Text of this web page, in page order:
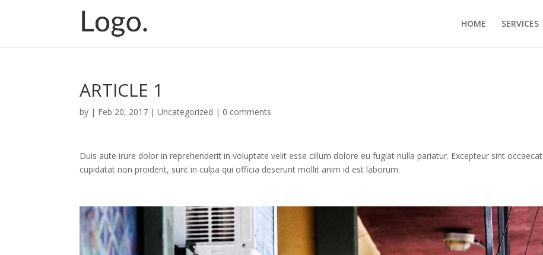
HOME SERVICES
ARTICLE 1
by | Feb 20, 2017 |Uncategorized | 0 comments
Duis aute irure dolor in reprehenderit in voluptate velit esse cillum dolore eu fugiat nulla pariatur. Excepteur sint occaecat
cupidatat non proident, sunt in culpa qui officia deserunt mollit anim id est laborum.